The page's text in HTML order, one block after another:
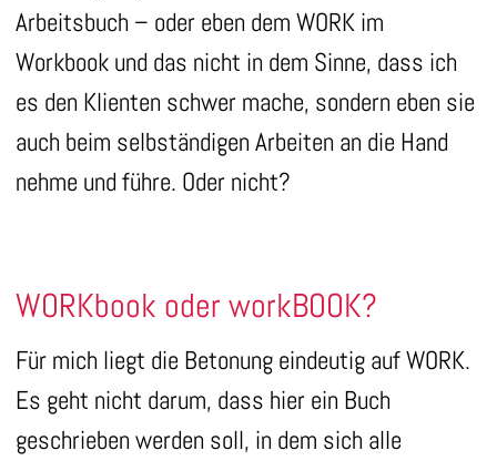
Arbeitsbuch – oder eben dem WORK im
Workbook und das nicht in dem Sinne, dass ich
es den Klienten schwer mache, sondern eben sie
auch beim selbständigen Arbeiten an die Hand
nehme und führe. Oder nicht?
WORKbook oder workBOOK?
Für mich liegt die Betonung eindeutig auf WORK.
Es geht nicht darum, dass hier ein Buch
geschrieben werden soll, in dem sich alle